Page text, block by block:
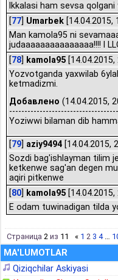
Ikkalasi ham sevsa
[77] Umarbek [14.04.2015,
Man kamola95 ni
judaaaaaaaaaaaaaaa!!!! I
[78] kamola95 [14.04.2015,
Yozvotganda yaxwilab
ketmadizmi.
Добавлено (14.04.2015,
Yoziwwi bilaman dib
[79] aziy9494 [14.04.2015,
Sozdi bag'ishlayman tilim
ketkenwe sag'an degen
aqiri pitkenwe
[80] kamola95 [14.04.2015,
E odam tuwinadigan tilda
Страница 2 из 11 « 1 2 3 4 …
MA'LUMOTLAR
Qiziqchilar Askiyasi